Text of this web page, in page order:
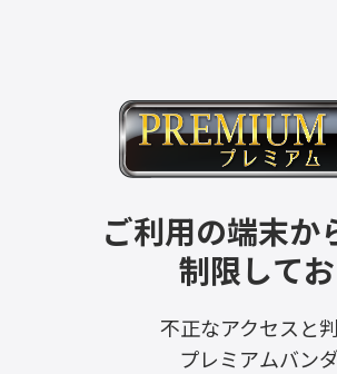
ご利用の端末か
制限してお
不正なアクセスと
プレミアムバン